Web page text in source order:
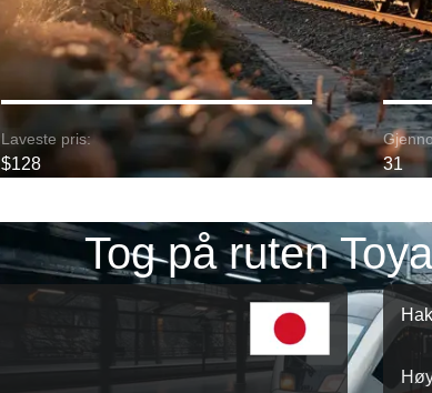
Laveste pris:
$128 31
Tog på ruten